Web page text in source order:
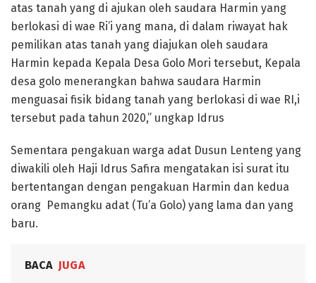
atas tanah yang di ajukan oleh saudara Harmin yang
berlokasi di wae Ri’i yang mana, di dalam riwayat hak
pemilikan atas tanah yang diajukan oleh saudara
Harmin kepada Kepala Desa Golo Mori tersebut, Kepala
desa golo menerangkan bahwa saudara Harmin
menguasai fisik bidang tanah yang berlokasi di wae RI,i
tersebut pada tahun 2020,” ungkap Idrus
Sementara pengakuan warga adat Dusun Lenteng yang
diwakili oleh Haji Idrus Safira mengatakan isi surat itu
bertentangan dengan pengakuan Harmin dan kedua
orang Pemangku adat (Tu’a Golo) yang lama dan yang
baru.
BACA JUGA